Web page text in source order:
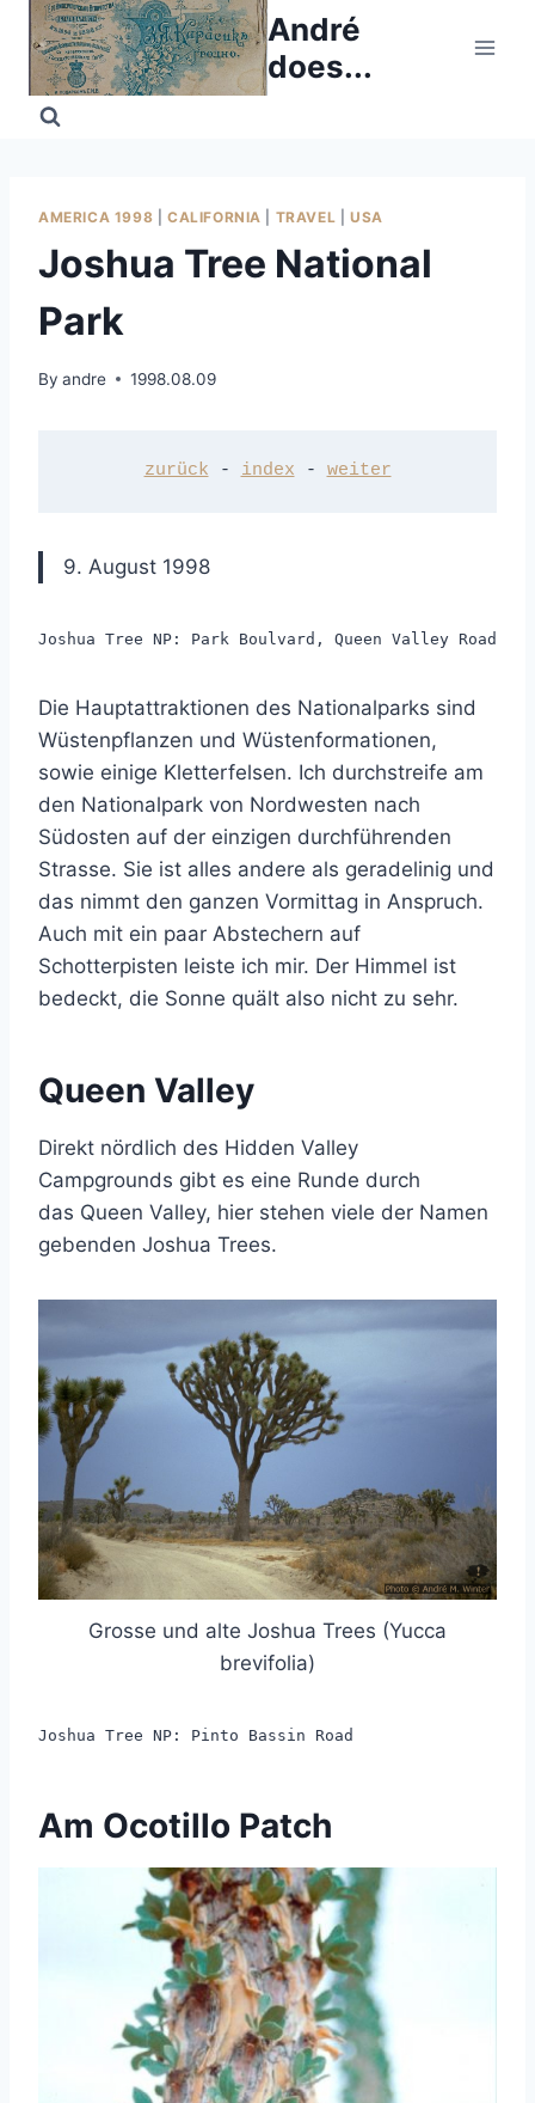
Skip
content
André
does...
AMERICA 1998 CALIFORNIA TRAVEL |USA
Joshua Tree National
Park
By andre 1998.08.09
zurück - index - weiter
9. August 1998
Joshua Tree NP: Park Boulvard, Queen Valley Road
Die Hauptattraktionen des Nationalparks sind
Wüstenpflanzen und Wüstenformationen,
sowie einige Kletterfelsen. Ich durchstreife am
den Nationalpark von Nordwesten nach
Südosten auf der einzigen durchführenden
Strasse. Sie ist alles andere als geradelinig und
das nimmt den ganzen Vormittag in Anspruch.
Auch mit ein paar Abstechern auf
Schotterpisten leiste ich mir. Der Himmel ist
bedeckt, die Sonne quält also nicht zu sehr.
Queen Valley
Direkt nördlich des Hidden Valley
Campgrounds gibt es eine Runde durch
das Queen Valley, hier stehen viele der Namen
gebenden Joshua Trees.
Grosse und alte Joshua Trees (Yucca
brevifolia)
Joshua Tree NP: Pinto Bassin Road
Am Ocotillo Patch